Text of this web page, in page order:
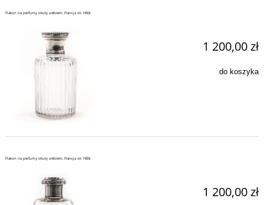
Flakon na perfumy okuty srebrem, Francja ok 1900r
1 200,00 zł
do koszyka
Flakon na perfumy okuty srebrem, Francja ok 1900r
1 200,00 zł